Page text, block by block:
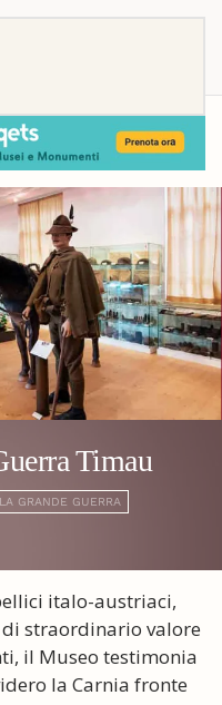
Timau
GRANDE GUERRA
italo-austriaci,
straordinario valore
il Museo testimonia
la Carnia fronte